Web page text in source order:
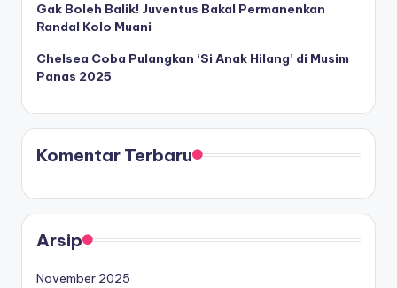
Gak Boleh Balik! Juventus Bakal Permanenkan
Randal Kolo Muani
Chelsea Coba Pulangkan ‘Si Anak Hilang’ di Musim
Panas 2025
Komentar Terbaru
Arsip
November 2025